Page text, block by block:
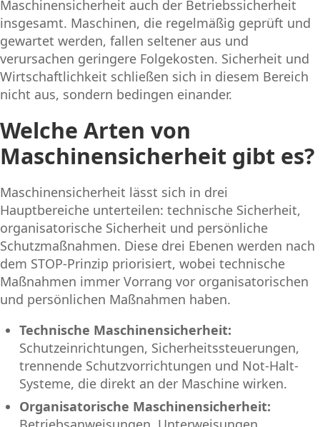
Maschinensicherheit auch der Betriebssicherheit
insgesamt. Maschinen, die regelmäßig geprüft und
gewartet werden, fallen seltener aus und
verursachen geringere Folgekosten. Sicherheit und
Wirtschaftlichkeit schließen sich in diesem Bereich
nicht aus, sondern bedingen einander.
Welche Arten von
Maschinensicherheit gibt es?
Maschinensicherheit lässt sich in drei
Hauptbereiche unterteilen: technische Sicherheit,
organisatorische Sicherheit und persönliche
Schutzmaßnahmen. Diese drei Ebenen werden nach
dem STOP-Prinzip priorisiert, wobei technische
Maßnahmen immer Vorrang vor organisatorischen
und persönlichen Maßnahmen haben.
Technische Maschinensicherheit:
Schutzeinrichtungen, Sicherheitssteuerungen,
trennende Schutzvorrichtungen und Not-Halt-
Systeme, die direkt an der Maschine wirken.
Organisatorische Maschinensicherheit: